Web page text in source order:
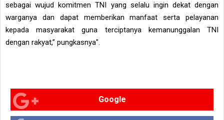
sebagai wujud komitmen TNI yang selalu ingin dekat dengan
warganya dan dapat memberikan manfaat serta pelayanan
kepada masyarakat guna terciptanya kemanunggalan TNI
dengan rakyat,” pungkasnya".
Google